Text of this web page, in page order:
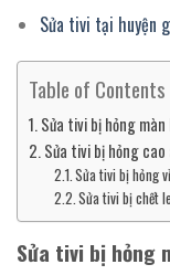
Sửa tivi tại huyện
Table of Contents
Sửa tivi bị hỏng
Sửa tivi bị hỏng
Sửa tivi bị hỏng
Sửa tivi bị chết
Sửa tivi bị hỏng